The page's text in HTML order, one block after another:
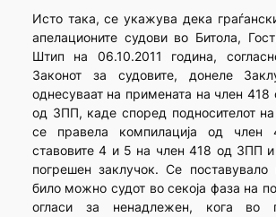
Исто така, се укажува дека
апелационите судови во Битола,
Штип на 06.10.2011 година,
Законот за судовите, донеле
однесуваат на примената на член 418
од ЗПП, каде според подносителот на
се правела компилација од
ставовите 4 и 5 на член 418 од ЗПП и
погрешен заклучок. Се
било можно судот во секоја фаза на
огласи за ненадлежен, кога во